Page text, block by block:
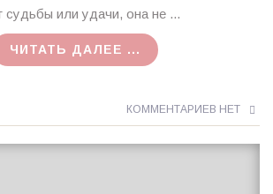
судьбы или удачи, она не ...
ЧИТАТЬ ДАЛЕЕ ...
КОММЕНТАРИЕВ НЕТ